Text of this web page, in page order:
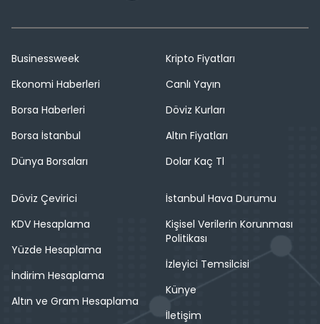
Businessweek
Ekonomi Haberleri
Borsa Haberleri
Borsa İstanbul
Dünya Borsaları
Kripto Fiyatları
Canlı Yayın
Döviz Kurları
Altın Fiyatları
Dolar Kaç Tl
Döviz Çevirici
KDV Hesaplama
Yüzde Hesaplama
İndirim Hesaplama
Altın ve Gram Hesaplama
İstanbul Hava Durumu
Kişisel Verilerin Korunması
Politikası
İzleyici Temsilcisi
Künye
İletişim